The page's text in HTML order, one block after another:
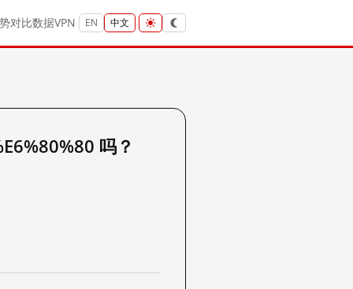
对比数据VPN EN 中文
吗？